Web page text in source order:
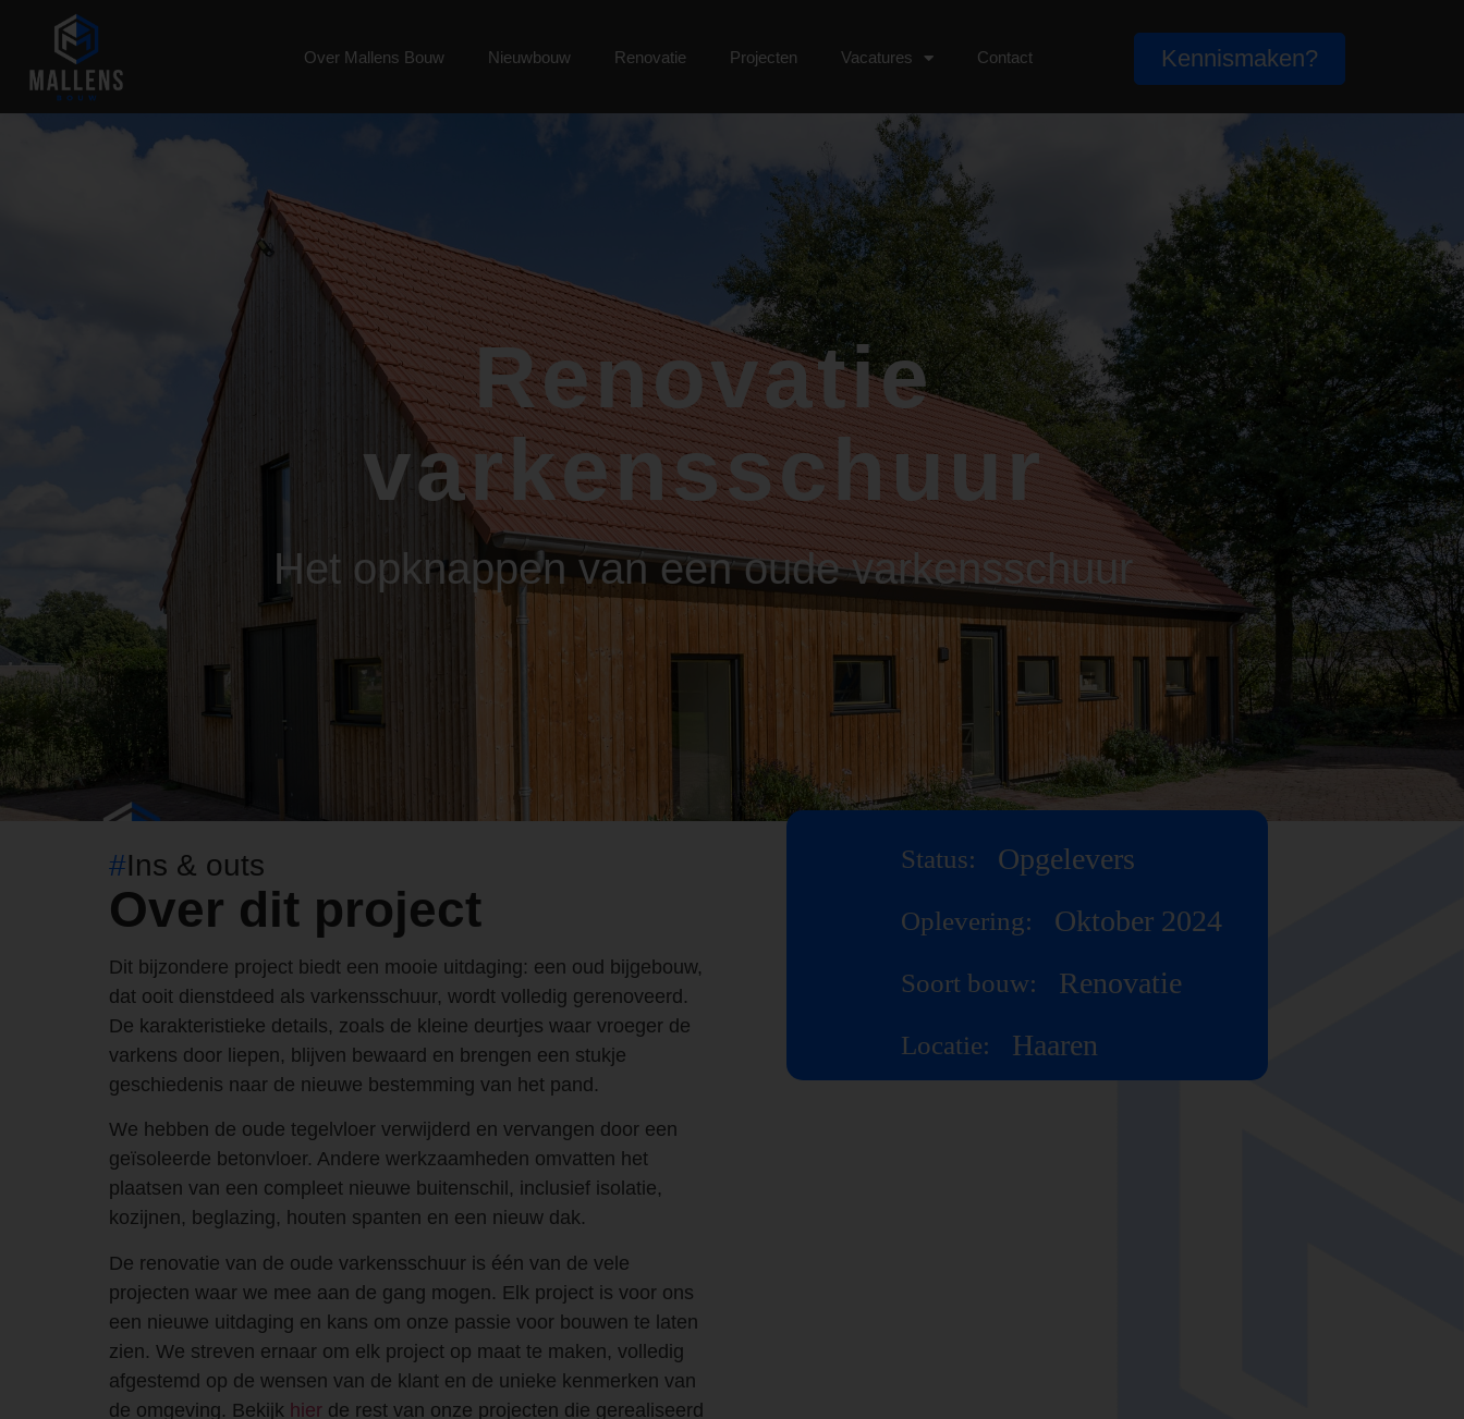
Over Mallens Bouw Nieuwbouw Renovatie Projecten Vacatures Contact Kennismaken?
Renovatie
varkensschuur
Het opknappen van een oude varkensschuur
#Ins & outs
Over dit project
Dit bijzondere project biedt een mooie uitdaging: een oud bijgebouw,
dat ooit dienstdeed als varkensschuur, wordt volledig gerenoveerd.
De karakteristieke details, zoals de kleine deurtjes waar vroeger de
varkens door liepen, blijven bewaard en brengen een stukje
geschiedenis naar de nieuwe bestemming van het pand.
We hebben de oude tegelvloer verwijderd en vervangen door een
geïsoleerde betonvloer. Andere werkzaamheden omvatten het
plaatsen van een compleet nieuwe buitenschil, inclusief isolatie,
kozijnen, beglazing, houten spanten en een nieuw dak.
De renovatie van de oude varkensschuur is één van de vele
projecten waar we mee aan de gang mogen. Elk project is voor ons
een nieuwe uitdaging en kans om onze passie voor bouwen te laten
zien. We streven ernaar om elk project op maat te maken, volledig
afgestemd op de wensen van de klant en de unieke kenmerken van
de omgeving. Bekijk hier de rest van onze projecten die gerealiseerd
Status: Opgelevers
Oplevering: Oktober 2024
Soort bouw: Renovatie
Locatie: Haaren